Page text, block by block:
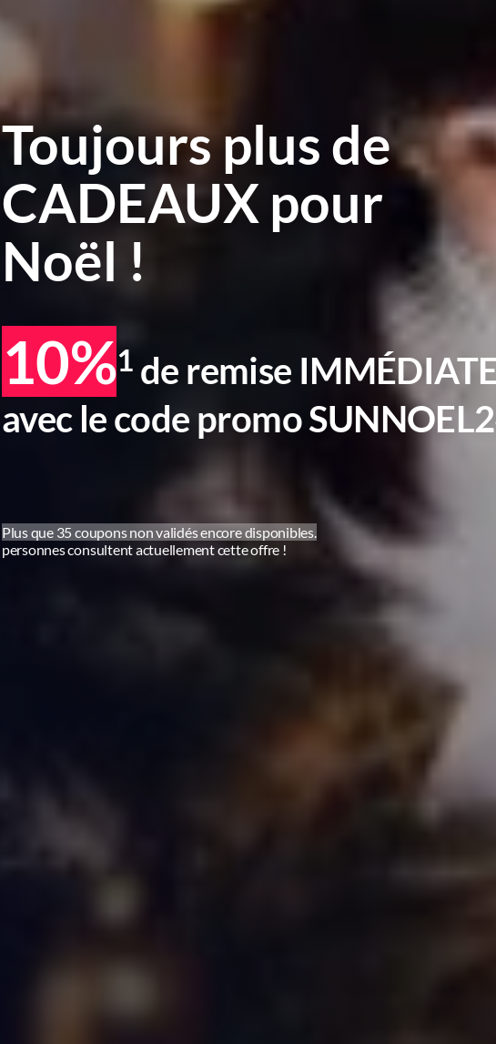
Toujours plus de
CADEAUX pour
Noël !
10%1 de remise
avec le code promo
Plus que 35 coupons non validés encore disponibles.
personnes consultent actuellement cette offre !